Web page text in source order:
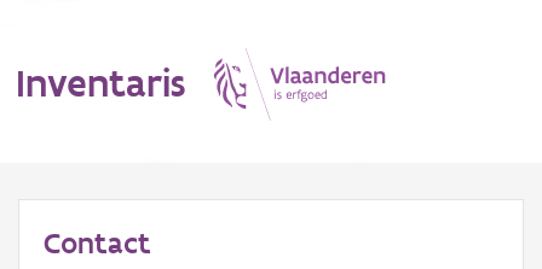
Inventaris
Contact